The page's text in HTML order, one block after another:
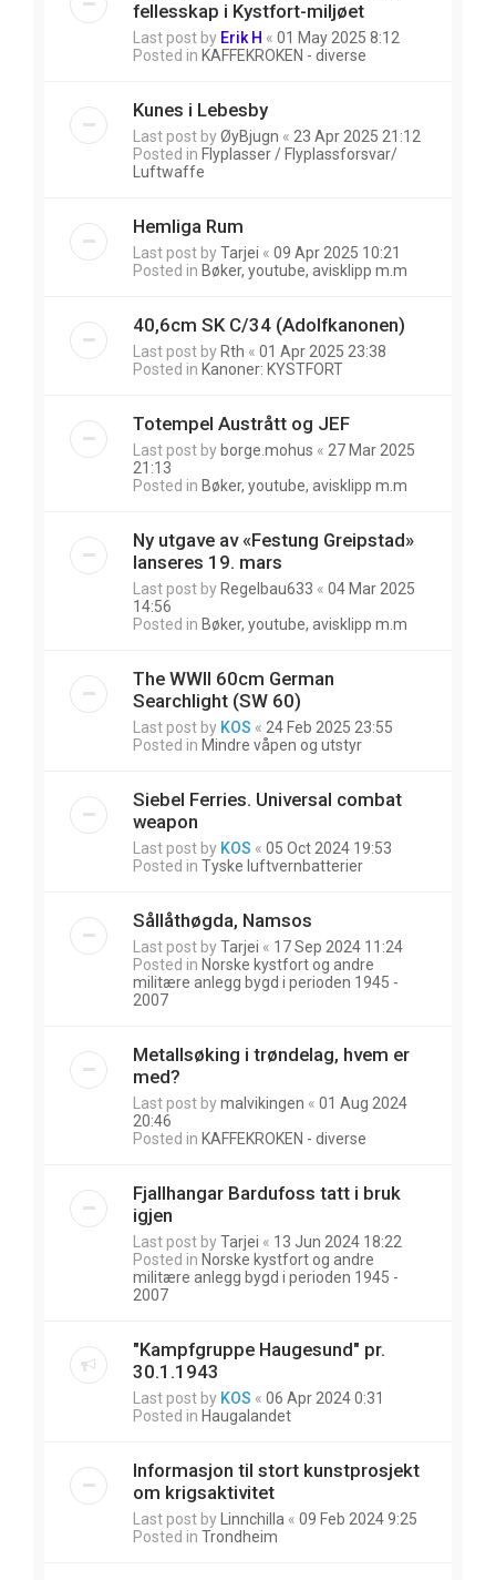
fellesskap i Kystfort-miljøet
Last post by Erik H « 01 May 2025 8:12
Posted in KAFFEKROKEN - diverse
Kunes i Lebesby
Last post byØyBjugn « 23 Apr 2025 21:12
Posted in Flyplasser / Flyplassforsvar/
Luftwaffe
Hemliga Rum
Last post byTarjei « 09 Apr 2025 10:21
Posted in Bøker, youtube, avisklipp m.m
40,6cm SK C/34 (Adolfkanonen)
Last post by Rth « 01 Apr 2025 23:38
Posted in Kanoner: KYSTFORT
Totempel Austrått og JEF
Last post by borge.mohus « 27 Mar 2025
21:13
Posted in Bøker, youtube, avisklipp m.m
Ny utgave av «Festung Greipstad»
lanseres 19. mars
Last post by Regelbau633 « 04 Mar 2025
14:56
Posted in Bøker, youtube, avisklipp m.m
The WWII 60cm German
Searchlight (SW 60)
Last post by KOS « 24 Feb 2025 23:55
Posted in Mindre våpen og utstyr
Siebel Ferries. Universal combat
weapon
Last post by KOS « 05 Oct 2024 19:53
Posted in Tyske luftvernbatterier
Sållåthøgda, Namsos
Last post byTarjei « 17 Sep 2024 11:24
Posted in Norske kystfort og andre
militære anlegg bygd i perioden 1945 -
2007
Metallsøking i trøndelag, hvem er
med?
Last post bymalvikingen « 01 Aug 2024
20:46
Posted in KAFFEKROKEN - diverse
Fjallhangar Bardufoss tatt i bruk
igjen
Last post byTarjei « 13 Jun 2024 18:22
Posted in Norske kystfort og andre
militære anlegg bygd i perioden 1945 -
2007
"Kampfgruppe Haugesund" pr.
30.1.1943
Last post by KOS « 06 Apr 2024 0:31
Posted in Haugalandet
Informasjon til stort kunstprosjekt
om krigsaktivitet
Last post by Linnchilla « 09 Feb 2024 9:25
Posted in Trondheim